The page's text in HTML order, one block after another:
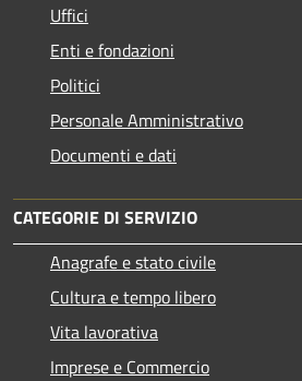
Uffici
Enti e fondazioni
Politici
Personale Amministrativo
Documenti e dati
CATEGORIE DI SERVIZIO
Anagrafe e stato civile
Cultura e tempo libero
Vita lavorativa
Imprese e Commercio